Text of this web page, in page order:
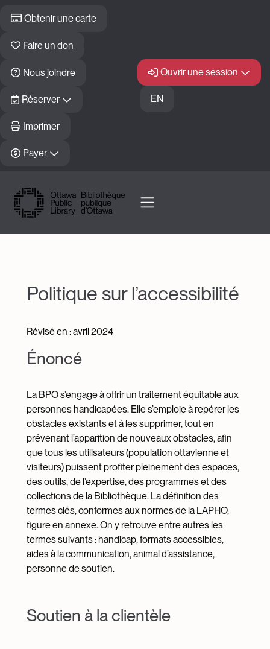
Obtenir une carte
Faire un don
Nous joindre
Réserver
Imprimer
Payer
Ouvrir une session
EN
Politique sur l’accessibilité
Révisé en : avril 2024
Énoncé
La BPO s’engage à offrir un traitement équitable aux
personnes handicapées. Elle s’emploie à repérer les
obstacles existants et à les supprimer, tout en
prévenant l’apparition de nouveaux obstacles, afin
que tous les utilisateurs (population ottavienne et
visiteurs) puissent profiter pleinement des espaces,
des outils, de l’expertise, des programmes et des
collections de la Bibliothèque. La définition des
termes clés, conformes aux normes de la LAPHO,
figure en annexe. On y retrouve entre autres les
termes suivants : handicap, formats accessibles,
aides à la communication, animal d’assistance,
personne de soutien.
Soutien à la clientèle